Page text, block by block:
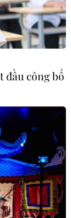
đầu công bố